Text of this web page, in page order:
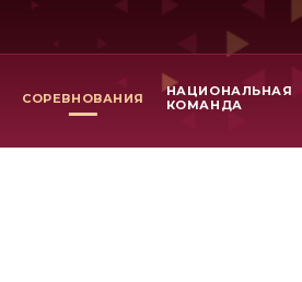
СОРЕВНОВАНИЯ
НАЦИОНАЛЬНАЯ
КОМАНДА